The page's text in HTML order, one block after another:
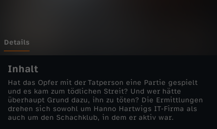
t
-
S
c
Details
Inhalt
Hat das Opfer mit der Tatperson eine Partie gespielt
und es kam zum tödlichen Streit? Und wer hätte
überhaupt Grund dazu, ihn zu töten? Die Ermittlungen
drehen sich sowohl um Hanno Hartwigs IT-Firma als
auch um den Schachklub, in dem er aktiv war.